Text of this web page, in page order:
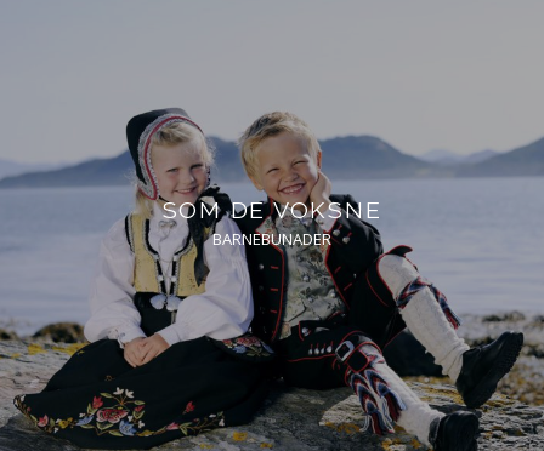
SOM DE VOKSNE
BARNEBUNADER